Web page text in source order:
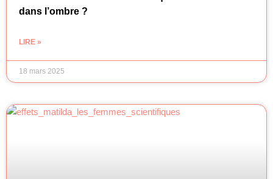
dans l’ombre ?
LIRE »
18 mars 2025